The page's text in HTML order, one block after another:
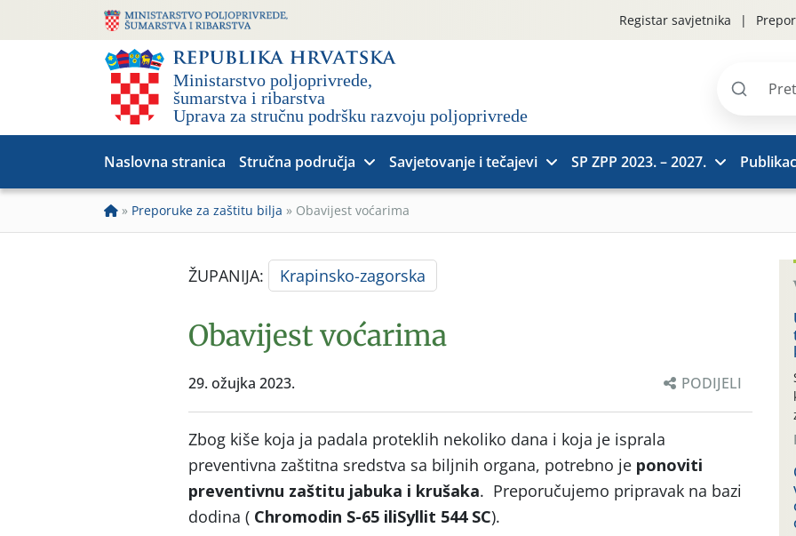
Registar savjetnika
Pretraži
Naslovna stranica Stručna područja Savjetovanje i tečajevi SP ZPP 2023. – 2027.
» Preporuke za zaštitu bilja » Obavijest voćarima
ŽUPANIJA: Krapinsko-zagorska
Obavijest voćarima
29. ožujka 2023. PODIJELI
Zbog kiše koja ja padala proteklih nekoliko dana i koja je isprala
preventivna zaštitna sredstva sa biljnih organa, potrebno je ponoviti
preventivnu zaštitu jabuka i krušaka. Preporučujemo pripravak na bazi
dodina ( Chromodin S-65 iliSyllit 544 SC).